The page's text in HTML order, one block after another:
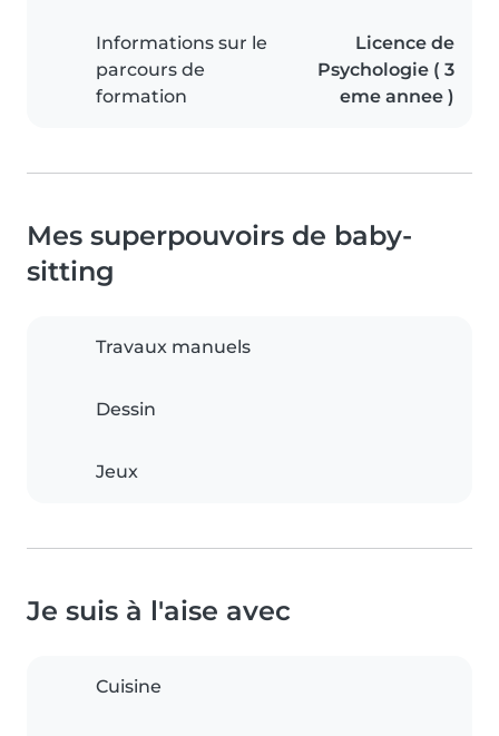
Informations sur le
parcours de
formation
Licence de
Psychologie ( 3
eme annee )
Mes superpouvoirs de baby-
sitting
Travaux manuels
Dessin
Jeux
Je suis à l'aise avec
Cuisine